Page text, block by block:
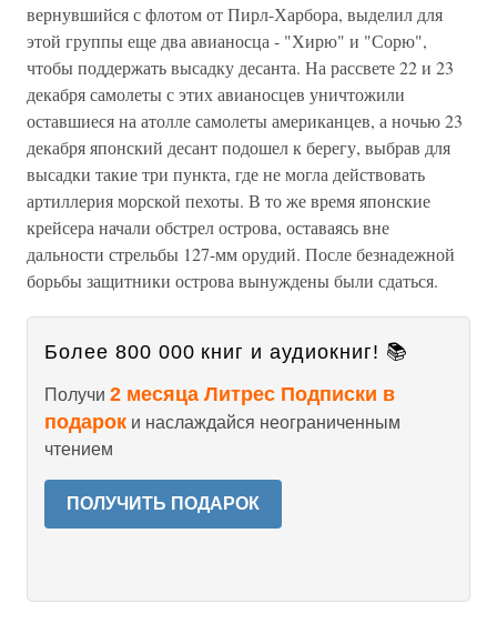
вернувшийся с флотом от Пирл-Харбора, выделил для
этой группы еще два авианосца - "Хирю" и "Сорю",
чтобы поддержать высадку десанта. На рассвете 22 и 23
декабря самолеты с этих авианосцев уничтожили
оставшиеся на атолле самолеты американцев, а ночью 23
декабря японский десант подошел к берегу, выбрав для
высадки такие три пункта, где не могла действовать
артиллерия морской пехоты. В то же время японские
крейсера начали обстрел острова, оставаясь вне
дальности стрельбы 127-мм орудий. После безнадежной
борьбы защитники острова вынуждены были сдаться.
Более 800 000 книг и аудиокниг! 📚
Получи 2 месяца Литрес Подписки в
подарок и наслаждайся неограниченным
чтением
ПОЛУЧИТЬ ПОДАРОК